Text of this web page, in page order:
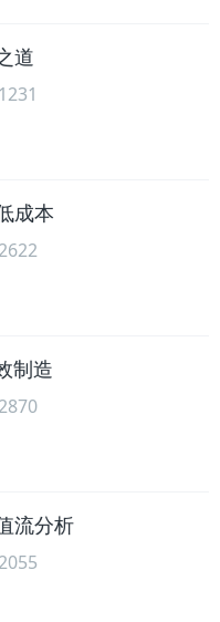
道
1231
成本
2622
制造
2870
流分析
2055